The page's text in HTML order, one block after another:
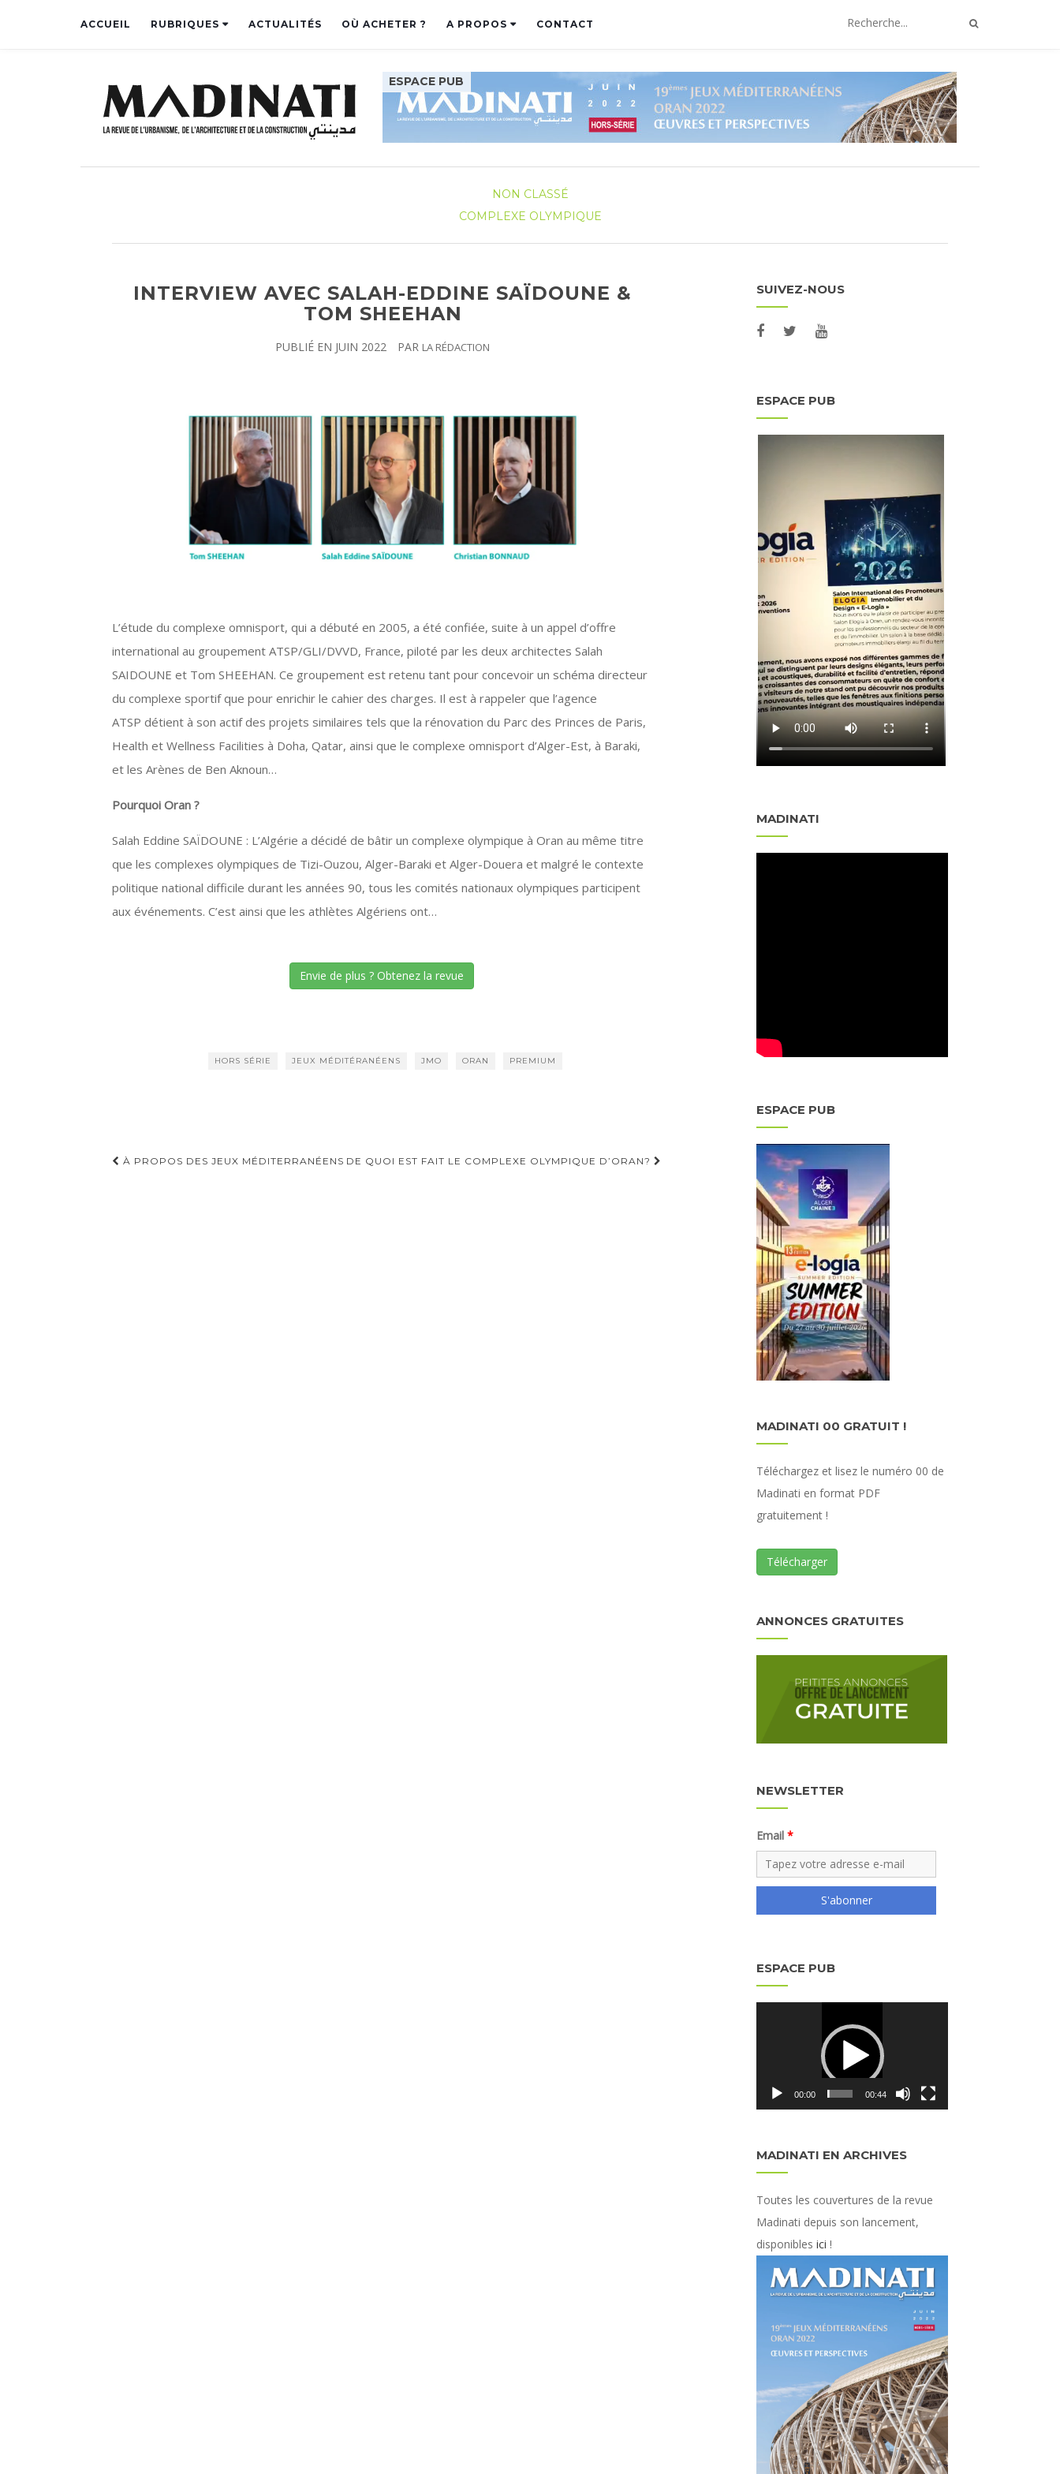
ACCUEIL RUBRIQUES ACTUALITÉS OÙ ACHETER ? A PROPOS CONTACT
NON CLASSÉ
COMPLEXE OLYMPIQUE
INTERVIEW AVEC SALAH-EDDINE SAÏDOUNE &
TOM SHEEHAN
PUBLIÉ EN JUIN 2022 PAR LA RÉDACTION
L’étude du complexe omnisport, qui a débuté en 2005, a été confiée, suite à un appel d’offre
international au groupement ATSP/GLI/DVVD, France, piloté par les deux architectes Salah
SAIDOUNE et Tom SHEEHAN. Ce groupement est retenu tant pour concevoir un schéma directeur
du complexe sportif que pour enrichir le cahier des charges. Il est à rappeler que l’agence
ATSP détient à son actif des projets similaires tels que la rénovation du Parc des Princes de Paris,
Health et Wellness Facilities à Doha, Qatar, ainsi que le complexe omnisport d’Alger-Est, à Baraki,
et les Arènes de Ben Aknoun…
Pourquoi Oran ?
Salah Eddine SAÏDOUNE : L’Algérie a décidé de bâtir un complexe olympique à Oran au même titre
que les complexes olympiques de Tizi-Ouzou, Alger-Baraki et Alger-Douera et malgré le contexte
politique national difficile durant les années 90, tous les comités nationaux olympiques participent
aux événements. C’est ainsi que les athlètes Algériens ont…
Envie de plus ? Obtenez la revue
HORS SÉRIE JEUX MÉDITÉRANÉENS JMO ORAN PREMIUM
À PROPOS DES JEUX MÉDITERRANÉENS DE QUOI EST FAIT LE COMPLEXE OLYMPIQUE D’ORAN?
SUIVEZ-NOUS
ESPACE PUB
MADINATI
ESPACE PUB
MADINATI 00 GRATUIT !
Téléchargez et lisez le numéro 00 de
Madinati en format PDF
gratuitement !
Télécharger
ANNONCES GRATUITES
NEWSLETTER
Email
S'abonner
ESPACE PUB
00:00 00:44
MADINATI EN ARCHIVES
Toutes les couvertures de la revue
Madinati depuis son lancement,
disponiblesici !